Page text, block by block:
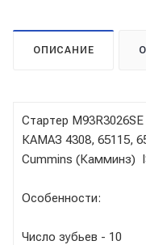
ОПИСАНИЕ
Стартер
КАМАЗ 4308, 65115,
Cummins (Камминз)
Особенности:
Число зубьев - 10